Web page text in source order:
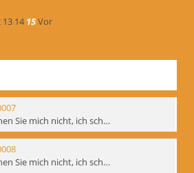
13 14 15Vor
Unterbrechen Sie mich nicht, ich schweige - interne Signatur: BM-prt-215-f
Unterbrechen Sie mich nicht, ich schweige - interne Signatur: BM-prt-215-r